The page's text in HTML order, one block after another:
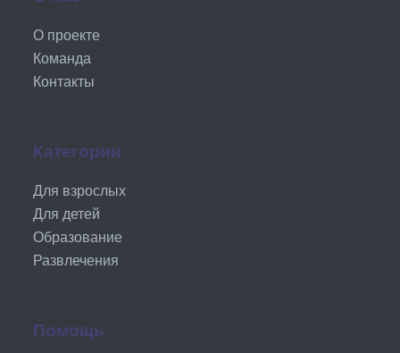
О проекте
Команда
Контакты
Категории
Для взрослых
Для детей
Образование
Развлечения
Помощь